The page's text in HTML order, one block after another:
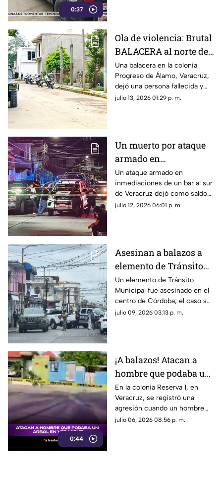
0:37
Ola de violencia: Brutal
BALACERA al norte de
Veracruz deja un
muerto y un herido
Una balacera en la colonia
Progreso de Álamo, Veracruz,
dejó una persona fallecida y
otra lesionada. Esto se sabe.
julio 13, 2026 01:29 p. m.
Un muerto por ataque
armado en
inmediaciones de bar
al sur de Veracruz;
sigue la violencia en el
gobierno de Rocío
Un ataque armado en
inmediaciones de un bar al sur
de Veracruz dejó como saldo
un hombre muerto; este
julio 12, 2026 06:01 p. m.
Asesinan a balazos a
elemento de Tránsito
Municipal en Córdoba;
así ocurrió
Un elemento de Tránsito
Municipal fue asesinado en el
centro de Córdoba; el caso se
suma a la lista de hechos
julio 09, 2026 03:13 p. m.
0:44
¡A balazos! Atacan a
hombre que podaba un
árbol en Veracruz; esto
se sabe
En la colonia Reserva 1, en
Veracruz, se registró una
agresión cuando un hombre
podaba un árbol. Aquí te
julio 06, 2026 08:56 p. m.